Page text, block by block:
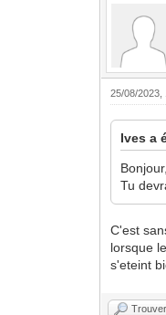
25/08/2023,
Ives a
Bonjour,
Tu
C'est
lorsque
s'eteint
Trouver